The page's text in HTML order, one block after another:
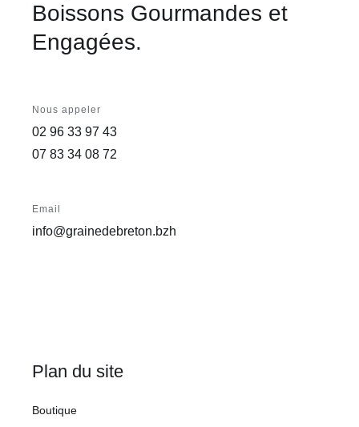
Boissons Gourmandes et
Engagées.
Nous appeler
02 96 33 97 43
07 83 34 08 72
Email
info@grainedebreton.bzh
Plan du site
Boutique